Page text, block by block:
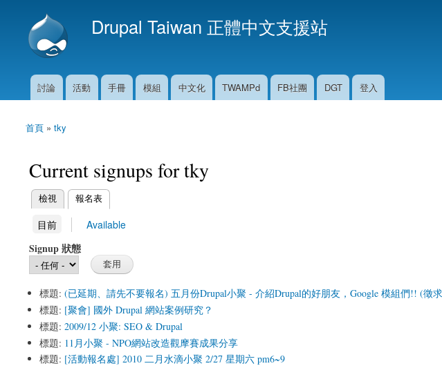
Drupal Taiwan 正體中文支援站
主選單
討論 活動 手冊 模組 中文化 TWAMPd FB社團 DGT 登入
您在這裡
首頁 » tky
Current signups for tky
主要索引標籤
檢視 報名表
(作用中頁籤)
次要索引標籤
目前
(作用中頁籤) Available
Signup 狀態
標題: (已延期、請先不要報名) 五月份Drupal小聚 - 介紹Drupal的好朋友，Google 模組們!! (徵
標題: [聚會] 國外 Drupal 網站案例研究？
標題: 2009/12 小聚: SEO & Drupal
標題: 11月小聚 - NPO網站改造觀摩賽成果分享
標題: [活動報名處] 2010 二月水滴小聚 2/27 星期六 pm6~9